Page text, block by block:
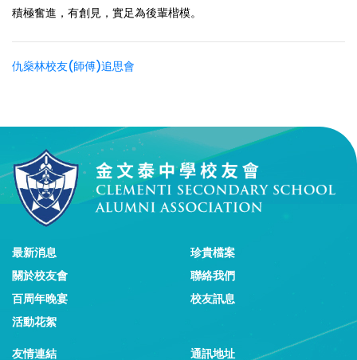
積極奮進，有創見，實足為後輩楷模。
仇燊林校友(師傅)追思會
最新消息
關於校友會
百周年晚宴
活動花絮
珍貴檔案
聯絡我們
校友訊息
友情連結 通訊地址